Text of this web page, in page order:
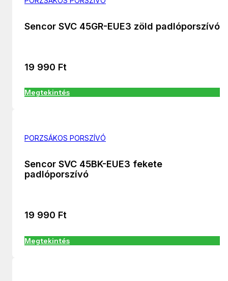
Sencor SVC 45GR-EUE3 zöld padlóporszívó
19 990 Ft
Megtekintés
PORZSÁKOS PORSZÍVÓ
Sencor SVC 45BK-EUE3 fekete
padlóporszívó
19 990 Ft
Megtekintés